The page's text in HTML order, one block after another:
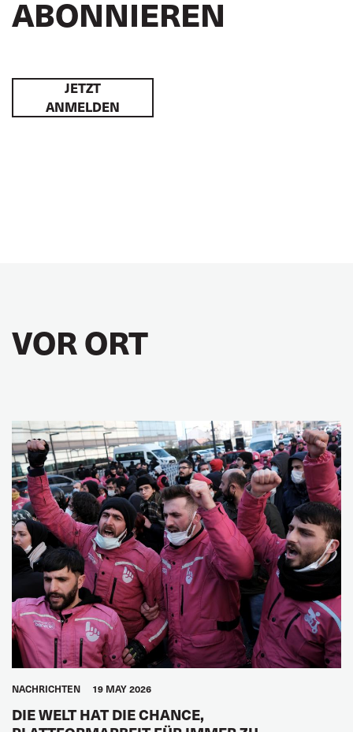
ABONNIEREN
JETZT
ANMELDEN
VOR ORT
NACHRICHTEN 19 MAY 2026
DIE WELT HAT DIE CHANCE,